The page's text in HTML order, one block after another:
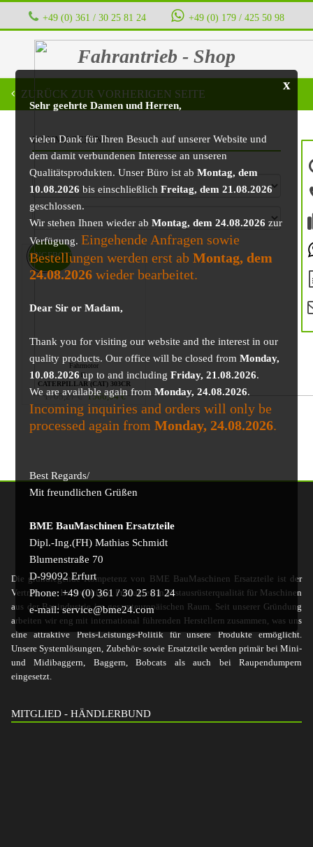
+49 (0) 361 / 30 25 81 24 ‭ ‭ ‭ ‭ +49 (0) 179 / 425 50 98
Fahrantrieb - Shop
x
Sehr geehrte Damen und Herren,
vielen Dank für Ihren Besuch auf unserer Website und
dem damit verbundenen Interesse an unseren
Qualitätsprodukten. Unser Büro ist abMontag, dem
10.08.2026 bis einschließlichFreitag, dem 21.08.2026
geschlossen.
Wir stehen Ihnen wieder abMontag, dem 24.08.2026 zur
Verfügung. Eingehende Anfragen sowie
Bestellungen werden erst abMontag, dem
24.08.2026 wieder bearbeitet.
Dear Sir or Madam,
Thank you for visiting our website and the interest in our
quality products. Our office will be closed fromMonday,
10.08.2026up to and includingFriday, 21.08.2026.
We are available again fromMonday, 24.08.2026.
Incoming inquiries and orders will only be
processed again fromMonday, 24.08.2026.
Best Regards/
Mit freundlichen Grüßen
BME BauMaschinen Ersatzteile
Dipl.-Ing.(FH) Mathias Schmidt
Blumenstraße 70
D-99092 Erfurt
Phone: +49 (0) 361 / 30 25 81 24
e-mail: service@bme24.com
ZURÜCK ZUR VORHERIGEN SEITE
BAUMASCHINE
Fahrmotor
für
CATERPILLAR (CAT) 303CR
1705,27€ 1566,04€
ANGEBOT!
Die grundlegende Kompetenz von BME BauMaschinen Ersatzteile ist der
Vertrieb von hochwertigen Produkten in Erstausrüsterqualität für Maschinen
aus der Bauindustrie im gesamteuropäischen Raum. Seit unserer Gründung
arbeiten wir eng mit international führenden Herstellern zusammen, was uns
eine attraktive Preis-Leistungs-Politik für unsere Produkte ermöglicht.
Unsere Systemlösungen, Zubehör- sowie Ersatzteile werden primär bei Mini-
und Midibaggern, Baggern, Bobcats als auch bei Raupendumpern
eingesetzt.
MITGLIED - HÄNDLERBUND